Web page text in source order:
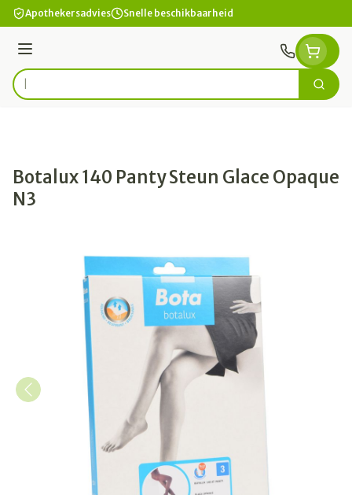
Ga naar de inhoud
Apothekersadvies Snelle beschikbaarheid
Menu
Product, merk, categorie... Zoek
Botalux 140 Panty Steun Glace Opaque
N3